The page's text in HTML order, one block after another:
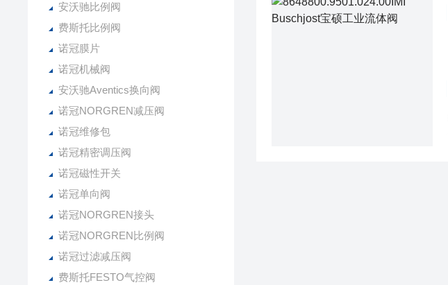
安沃驰比例阀
费斯托比例阀
诺冠膜片
诺冠机械阀
安沃驰Aventics换向阀
诺冠NORGREN减压阀
诺冠维修包
诺冠精密调压阀
诺冠磁性开关
诺冠单向阀
诺冠NORGREN接头
诺冠NORGREN比例阀
诺冠过滤减压阀
费斯托FESTO气控阀